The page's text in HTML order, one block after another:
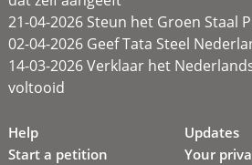
21-04-2026 Steun het Groen Staal
02-04-2026 Geef Tata Steel
14-03-2026 Verklaar het
voltooid
Help
Start a petition
Updates
Your